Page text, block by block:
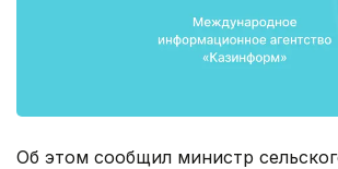
Об этом сообщил министр